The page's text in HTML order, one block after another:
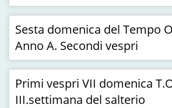
Sesta domenica del Tempo
Anno A. Secondi vespri
Primi vespri VII domenica
III.settimana del salterio